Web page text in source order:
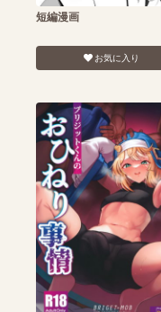
短編漫画
お気に入り